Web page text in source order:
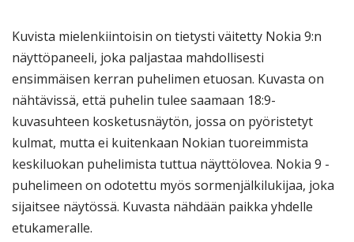
Kuvista mielenkiintoisin on tietysti väitetty Nokia 9:n
näyttöpaneeli, joka paljastaa mahdollisesti
ensimmäisen kerran puhelimen etuosan. Kuvasta on
nähtävissä, että puhelin tulee saamaan 18:9-
kuvasuhteen kosketusnäytön, jossa on pyöristetyt
kulmat, mutta ei kuitenkaan Nokian tuoreimmista
keskiluokan puhelimista tuttua näyttölovea. Nokia 9 -
puhelimeen on odotettu myös sormenjälkilukijaa, joka
sijaitsee näytössä. Kuvasta nähdään paikka yhdelle
etukameralle.